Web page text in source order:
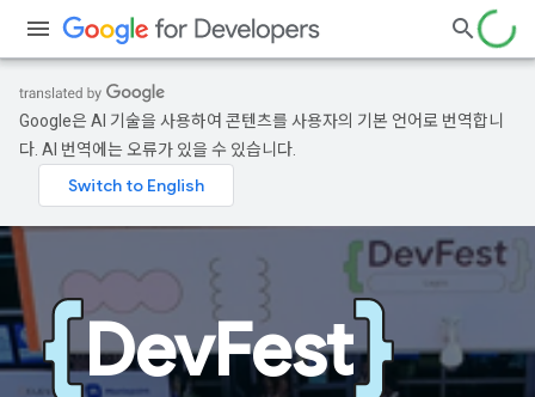
Google은 AI 기술을 사용하여 콘텐츠를 사용자의 기본 언어로 번역합니
다. AI 번역에는 오류가 있을 수 있습니다.
DevFest